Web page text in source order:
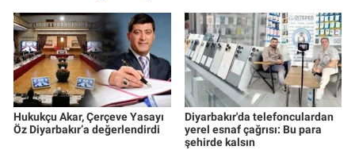
Hukukçu Akar, Çerçeve Yasayı
Öz Diyarbakır’a değerlendirdi
Diyarbakır'da telefonculardan
yerel esnaf çağrısı: Bu para
şehirde kalsın